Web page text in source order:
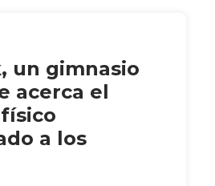
un gimnasio
acerca el
a los